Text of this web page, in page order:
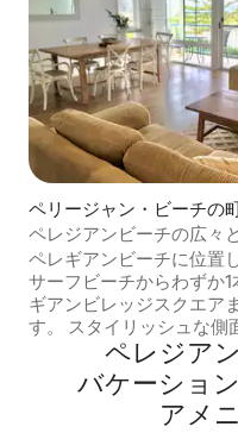
ペリージャン・ビーチの
家・長屋
ペレジアンビーチの広々
ウンハウス
ペレギアンビーチに位置
サーフビーチからわずか
ギアンビレッジスクエア
す。 スタイリッシュな側面玄関、または
ゲスト専用のダブルガレ
スできます。 上層階には、モダンで広々
としたキッチン、エアコ
エリア、バルコニー、部
ペレジア
バ⁠ケ⁠ー⁠シ⁠ョ⁠
ア⁠メ⁠